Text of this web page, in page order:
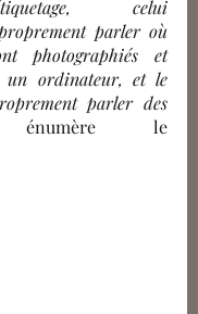
étiquetage, celui
parler où
photographiés et
un ordinateur, et le
parler des
le